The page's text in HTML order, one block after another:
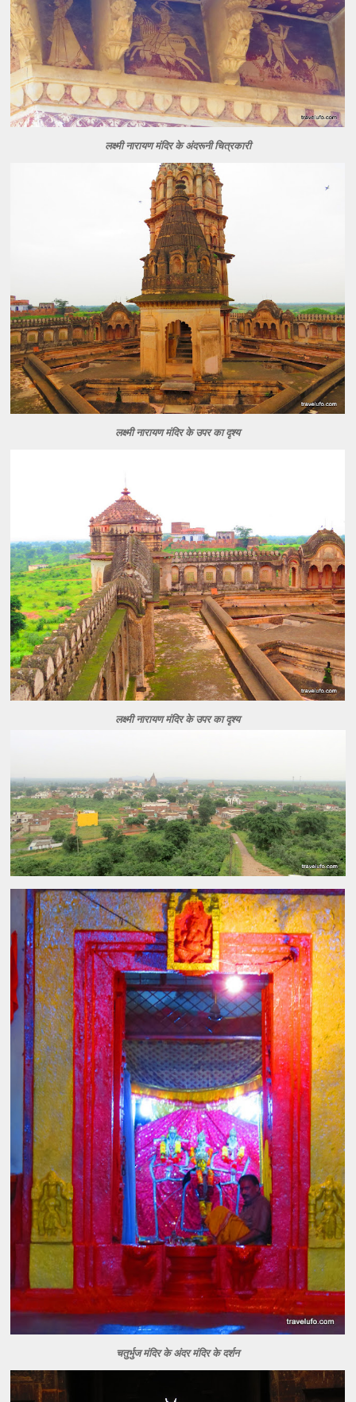
लक्ष्मी नारायण मंदिर के अंदरूनी चित्रकारी
लक्ष्मी नारायण मंदिर के उपर का दृश्य
लक्ष्मी नारायण मंदिर के उपर का दृश्य
चतुर्भुज मंदिर के अंदर मंदिर के दर्शन